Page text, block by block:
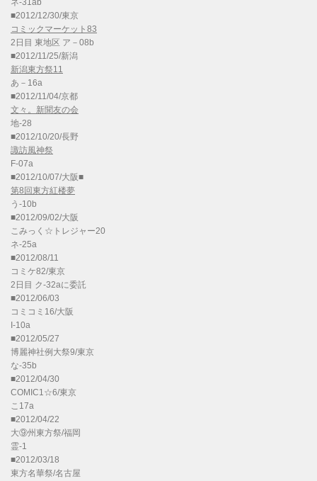
ネ-31ab
■2012/12/30/東京
コミックマーケット83
2日目 東地区 ア－08b
■2012/11/25/新潟
新潟東方祭11
あ－16a
■2012/11/04/京都
文々。新聞友の会
地-28
■2012/10/20/長野
諏訪風神祭
F-07a
■2012/10/07/大阪■
第8回東方紅楼夢
う-10b
■2012/09/02/大阪
こみっく☆トレジャー20
ネ-25a
■2012/08/11
コミケ82/東京
2日目 ク-32aに委託
■2012/06/03
コミコミ16/大阪
I-10a
■2012/05/27
博麗神社例大祭9/東京
な-35b
■2012/04/30
COMIC1☆6/東京
こ17a
■2012/04/22
大⑨州東方祭/福岡
霊-1
■2012/03/18
東方名華祭/名古屋